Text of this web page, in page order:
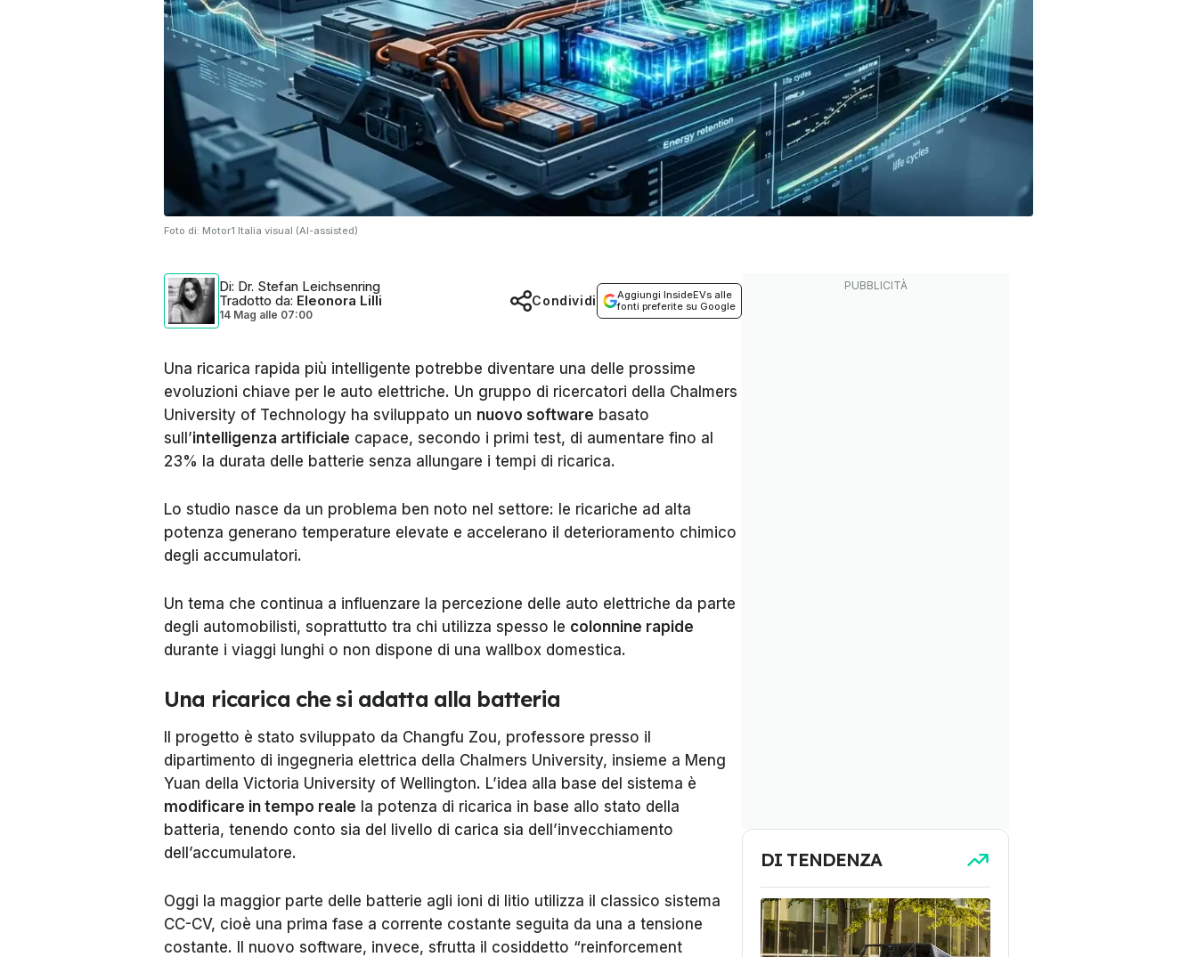
Foto di: Motor1 Italia visual (AI-assisted)
Di: Dr. Stefan Leichsenring
Tradotto da: Eleonora Lilli
14 Mag alle 07:00
Aggiungi InsideEVs alle
fonti preferite su Google
Condividi
Una ricarica rapida più intelligente potrebbe diventare una delle prossime
evoluzioni chiave per le auto elettriche. Un gruppo di ricercatori della Chalmers
University of Technology ha sviluppato un nuovo software basato
sull’intelligenza artificiale capace, secondo i primi test, di aumentare fino al
23% la durata delle batterie senza allungare i tempi di ricarica.
Lo studio nasce da un problema ben noto nel settore: le ricariche ad alta
potenza generano temperature elevate e accelerano il deterioramento chimico
degli accumulatori.
Un tema che continua a influenzare la percezione delle auto elettriche da parte
degli automobilisti, soprattutto tra chi utilizza spesso le colonnine rapide
durante i viaggi lunghi o non dispone di una wallbox domestica.
Una ricarica che si adatta alla batteria
Il progetto è stato sviluppato da Changfu Zou, professore presso il
dipartimento di ingegneria elettrica della Chalmers University, insieme a Meng
Yuan della Victoria University of Wellington. L’idea alla base del sistema è
modificare in tempo reale la potenza di ricarica in base allo stato della
batteria, tenendo conto sia del livello di carica sia dell’invecchiamento
dell’accumulatore.
Oggi la maggior parte delle batterie agli ioni di litio utilizza il classico sistema
CC-CV, cioè una prima fase a corrente costante seguita da una a tensione
costante. Il nuovo software, invece, sfrutta il cosiddetto “reinforcement
DI TENDENZA